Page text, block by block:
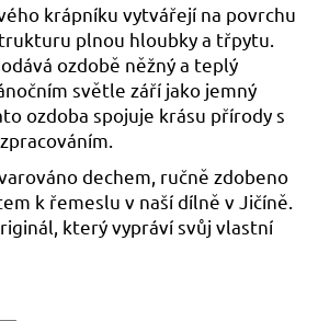
krápníku vytvářejí na povrchu
plnou hloubky a třpytu.
ozdobě něžný a teplý
světle září jako jemný
ozdoba spojuje krásu přírody s
dechem, ručně zdobeno
k řemeslu v naší dílně v Jičíně.
který vypráví svůj vlastní